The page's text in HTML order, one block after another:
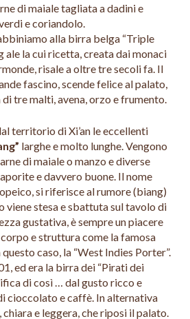
di maiale tagliata a dadini e
e coriandolo.
alla birra belga “Triple
ale la cui ricetta, creata dai monaci
risale a oltre tre secoli fa. Il
fascino, scende felice al palato,
tre malti, avena, orzo e frumento.
territorio di Xi’an le eccellenti
larghe e molto lunghe. Vengono
di maiale o manzo e diverse
e davvero buone. Il nome
si riferisce al rumore (biang)
viene stesa e sbattuta sul tavolo di
gustativa, è sempre un piacere
e struttura come la famosa
caso, la “West Indies Porter”.
ed era la birra dei “Pirati dei
di così … dal gusto ricco e
cioccolato e caffè. In alternativa
chiara e leggera, che riposi il palato.